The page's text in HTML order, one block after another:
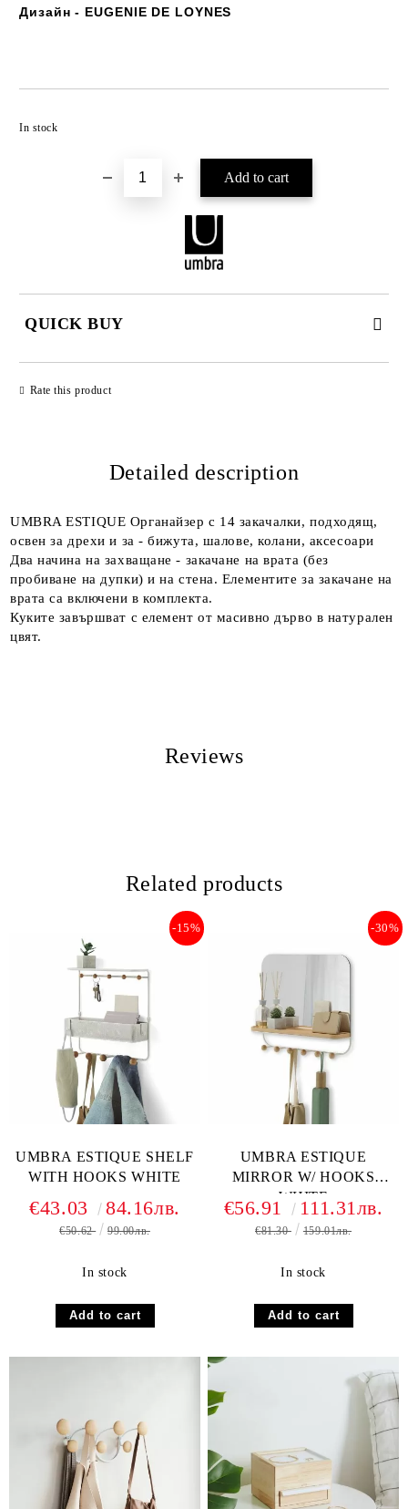
Дизайн - EUGENIE DE LOYNES
In stock
QUICK BUY
We will contact you to finalize the order
Rate this product
Detailed description
UMBRA ESTIQUE Органайзер с 14 закачалки, подходящ,
освен за дрехи и за - бижута, шалове, колани, аксесоари
Два начина на захващане - закачане на врата (без
пробиване на дупки) и на стена. Елементите за закачане на
врата са включени в комплекта.
Куките завършват с елемент от масивно дърво в натурален
цвят.
Reviews
Related products
UMBRA ESTIQUE SHELF
WITH HOOKS WHITE
-15%
€43.03 84.16лв.
€50.62 99.00лв.
In stock
UMBRA ESTIQUE
MIRROR W/ HOOKS
WHITE
-30%
€56.91 111.31лв.
€81.30 159.01лв.
In stock